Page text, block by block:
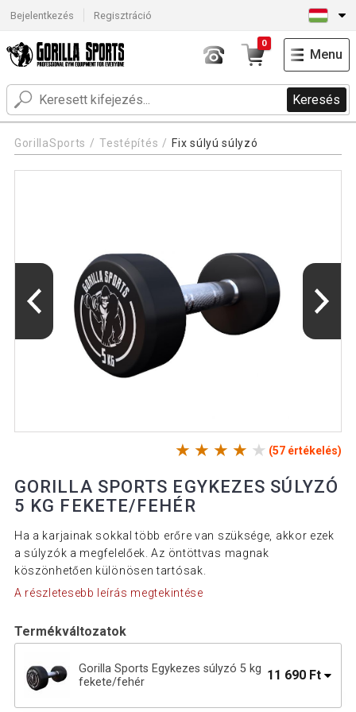
Bejelentkezés Regisztráció
Keresés
0
Menu
GorillaSports Testépítés Fix súlyú súlyzó
(57 értékelés)
GORILLA SPORTS EGYKEZES SÚLYZÓ
5 KG FEKETE/FEHÉR
Ha a karjainak sokkal több erőre van szüksége, akkor ezek
a súlyzók a megfelelőek. Az öntöttvas magnak
köszönhetően különösen tartósak.
A részletesebb leírás megtekintése
Termékváltozatok
Gorilla Sports Egykezes súlyzó 5 kg
fekete/fehér
11 690 Ft